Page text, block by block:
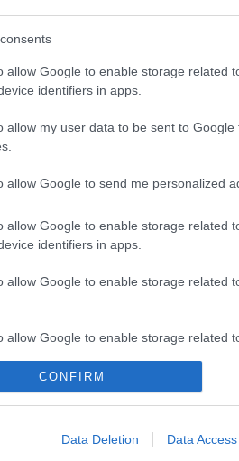
allow Google to enable storage related
identifiers in apps.
allow my user data to be sent to
allow Google to send me personalized
allow Google to enable storage related
identifiers in apps.
allow Google to enable storage related
allow Google to enable storage related
allow Google to enable storage related
CONFIRM
Data Deletion Data Access
forrás:
zárult a
fesztiválja